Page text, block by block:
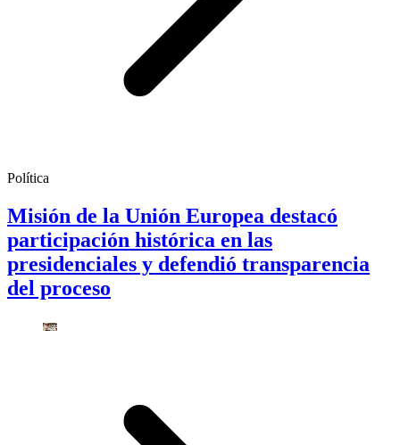
Política
Misión de la Unión Europea destacó
participación histórica en las
presidenciales y defendió transparencia
del proceso